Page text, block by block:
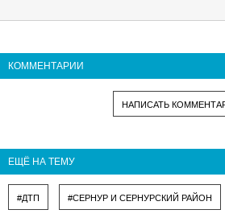
КОММЕНТАРИИ
НАПИСАТЬ
ЕЩЁ НА ТЕМУ
#ДТП #СЕРНУР И СЕРНУРСКИЙ РАЙОН